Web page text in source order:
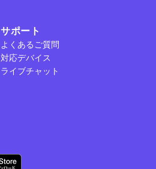
サポート
よくあるご質問
対応デバイス
ライブチャット